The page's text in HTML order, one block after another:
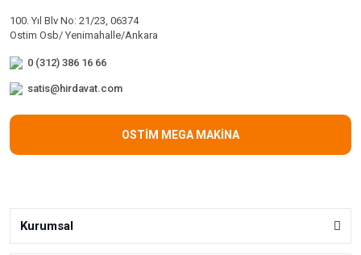
100. Yıl Blv No: 21/23, 06374
Ostim Osb/ Yenimahalle/Ankara
0 (312) 386 16 66
satis@hirdavat.com
OSTİM MEGA MAKİNA
Kurumsal